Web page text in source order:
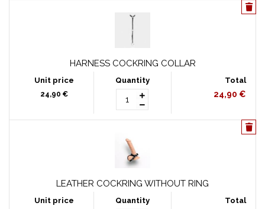
HARNESS COCKRING COLLAR
24,90 € 24,90 €
LEATHER COCKRING WITHOUT RING